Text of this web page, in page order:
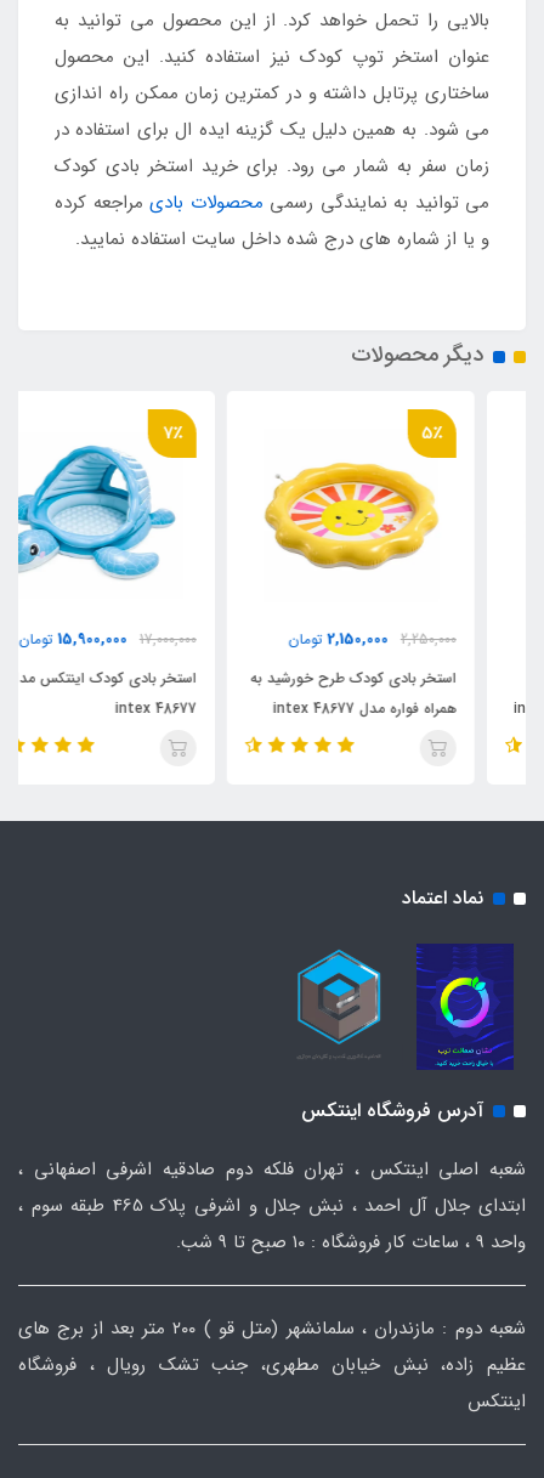
بالایی را تحمل خواهد کرد. از این محصول می توانید به
عنوان استخر توپ کودک نیز استفاده کنید. این محصول
ساختاری پرتابل داشته و در کمترین زمان ممکن راه اندازی
می شود. به همین دلیل یک گزینه ایده ال برای استفاده در
زمان سفر به شمار می رود. برای خرید استخر بادی کودک
می توانید به نمایندگی رسمی محصولات بادی مراجعه کرده
و یا از شماره های درج شده داخل سایت استفاده نمایید.
دیگر محصولات
2,250,000
2,150,000 تومان
استخر بادی کودک طرح خورشید به
همراه فواره مدل 48677 intex
17,000,000
15,900,000 تومان
استخر بادی کودک اینتکس مدل
نماد اعتماد
آدرس فروشگاه اینتکس
شعبه اصلی اینتکس ، تهران فلکه دوم صادقیه اشرفی اصفهانی ،
ابتدای جلال آل احمد ، نبش جلال و اشرفی پلاک 465 طبقه سوم ،
واحد ۹ ، ساعات کار فروشگاه : ۱۰ صبح تا ۹ شب.
شعبه دوم : مازندران ، سلمانشهر (متل قو ) ۲۰۰ متر بعد از برج های
عظیم زاده، نبش خیابان مطهری، جنب تشک رویال ، فروشگاه
اینتکس